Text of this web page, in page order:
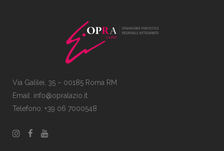
Via Galilei, 35 – 00185 Roma RM
Email: info@opralazio.it
Telefono: +39 06 7000548